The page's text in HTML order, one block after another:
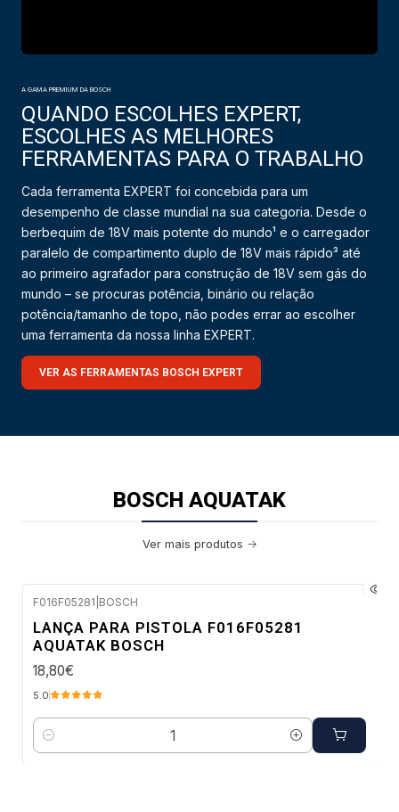
A GAMA PREMIUM DA BOSCH
QUANDO ESCOLHES EXPERT,
ESCOLHES AS MELHORES
FERRAMENTAS PARA O TRABALHO
Cada ferramenta EXPERT foi concebida para um
desempenho de classe mundial na sua categoria. Desde o
berbequim de 18V mais potente do mundo¹ e o carregador
paralelo de compartimento duplo de 18V mais rápido³ até
ao primeiro agrafador para construção de 18V sem gás do
mundo – se procuras potência, binário ou relação
potência/tamanho de topo, não podes errar ao escolher
uma ferramenta da nossa linha EXPERT.
VER AS FERRAMENTAS BOSCH EXPERT
BOSCH AQUATAK
Ver mais produtos
F016F05281 BOSCH
LANÇA PARA PISTOLA F016F05281
AQUATAK BOSCH
18,80€
5.0
Quantidade